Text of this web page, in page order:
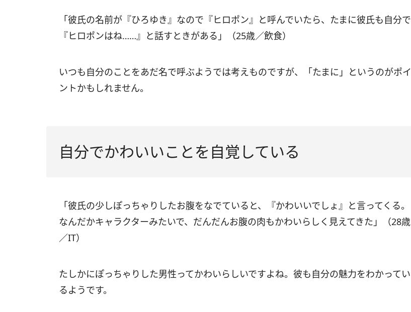
「彼氏の名前が『ひろゆき』なので『ヒロポン』と呼んでいたら、たまに彼氏も自分で
『ヒロポンはね……』と話すときがある」（25歳／飲食）
いつも自分のことをあだ名で呼ぶようでは考えものですが、「たまに」というのがポイ
ントかもしれません。
自分でかわいいことを自覚している
「彼氏の少しぽっちゃりしたお腹をなでていると、『かわいいでしょ』と言ってくる。
なんだかキャラクターみたいで、だんだんお腹の肉もかわいらしく見えてきた」（28歳
／IT）
たしかにぽっちゃりした男性ってかわいらしいですよね。彼も自分の魅力をわかってい
るようです。